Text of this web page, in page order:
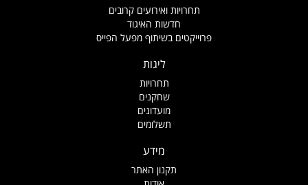
תחרויות ואירועים קרובים
חדשות האיגוד
פרוייקטים בשיתוף מפעל הפייס
ליגות
תחרויות
שחקנים
מועדונים
תשלומים
מידע
תקנון האתר